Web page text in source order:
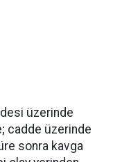
üzerinde
cadde üzerinde
sonra kavga